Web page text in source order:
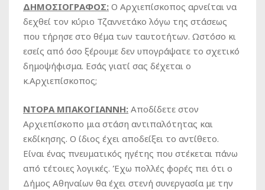
ΔΗΜΟΣΙΟΓΡΑΦΟΣ: Ο Αρχιεπίσκοπος αρνείται να
δεχθεί τον κύριο Τζαννετάκο λόγω της στάσεως
που τήρησε στο θέμα των ταυτοτήτων. Ωστόσο κι
εσείς από όσο ξέρουμε δεν υπογράψατε το σχετικό
δημοψήφισμα. Εσάς γιατί σας δέχεται ο
κ.Αρχιεπίσκοπος;
ΝΤΟΡΑ ΜΠΑΚΟΓΙΑΝΝΗ: Αποδίδετε στον
Αρχιεπίσκοπο μια στάση αντιπαλότητας και
εκδίκησης. Ο ίδιος έχει αποδείξει το αντίθετο.
Είναι ένας πνευματικός ηγέτης που στέκεται πάνω
από τέτοιες λογικές. Έχω πολλές φορές πει ότι ο
Δήμος Αθηναίων θα έχει στενή συνεργασία με την